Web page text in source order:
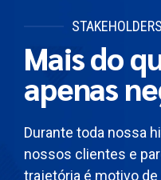
STAKEHOLDERS
Mais do
apenas
Durante toda nossa
nossos clientes e
trajetória é motivo